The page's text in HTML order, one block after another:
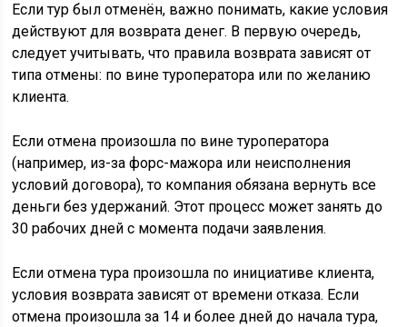
Если тур был отменён, важно понимать, какие условия
действуют для возврата денег. В первую очередь,
следует учитывать, что правила возврата зависят от
типа отмены: по вине туроператора или по желанию
клиента.
Если отмена произошла по вине туроператора
(например, из-за форс-мажора или неисполнения
условий договора), то компания обязана вернуть все
деньги без удержаний. Этот процесс может занять до
30 рабочих дней с момента подачи заявления.
Если отмена тура произошла по инициативе клиента,
условия возврата зависят от времени отказа. Если
отмена произошла за 14 и более дней до начала тура,